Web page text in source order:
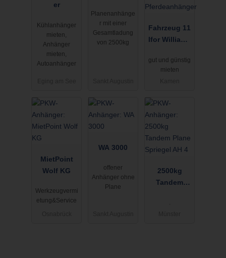
er
Kühlanhänger
mieten,
Anhänger
mieten,
Autoanhänger
Planenanhänge
r mit einer
Gesamtladung
von 2500kg
Fahrzeug 11
Ifor Williams
1,5er
Pferdeanhän
gut und günstig
mieten
MietPoint
Wolf KG
Werkzeugvermi
etung&Service
WA 3000
offener
Anhänger ohne
Plane
2500kg
Tandem
Spriegel AH
.